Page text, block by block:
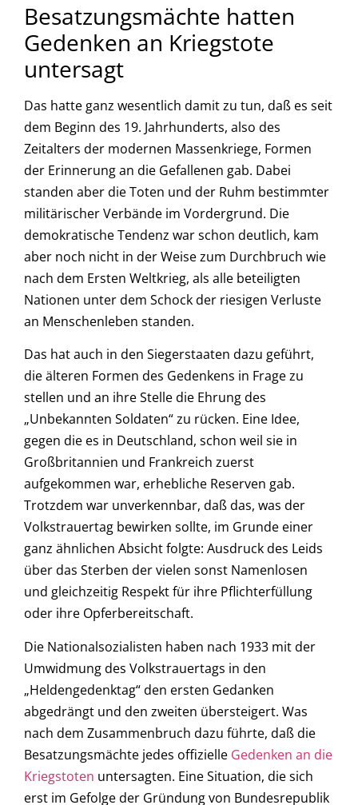
Besatzungsmächte hatten
Gedenken an Kriegstote
untersagt
Das hatte ganz wesentlich damit zu tun, daß es seit
dem Beginn des 19. Jahrhunderts, also des
Zeitalters der modernen Massenkriege, Formen
der Erinnerung an die Gefallenen gab. Dabei
standen aber die Toten und der Ruhm bestimmter
militärischer Verbände im Vordergrund. Die
demokratische Tendenz war schon deutlich, kam
aber noch nicht in der Weise zum Durchbruch wie
nach dem Ersten Weltkrieg, als alle beteiligten
Nationen unter dem Schock der riesigen Verluste
an Menschenleben standen.
Das hat auch in den Siegerstaaten dazu geführt,
die älteren Formen des Gedenkens in Frage zu
stellen und an ihre Stelle die Ehrung des
„Unbekannten Soldaten“ zu rücken. Eine Idee,
gegen die es in Deutschland, schon weil sie in
Großbritannien und Frankreich zuerst
aufgekommen war, erhebliche Reserven gab.
Trotzdem war unverkennbar, daß das, was der
Volkstrauertag bewirken sollte, im Grunde einer
ganz ähnlichen Absicht folgte: Ausdruck des Leids
über das Sterben der vielen sonst Namenlosen
und gleichzeitig Respekt für ihre Pflichterfüllung
oder ihre Opferbereitschaft.
Die Nationalsozialisten haben nach 1933 mit der
Umwidmung des Volkstrauertags in den
„Heldengedenktag“ den ersten Gedanken
abgedrängt und den zweiten übersteigert. Was
nach dem Zusammenbruch dazu führte, daß die
Besatzungsmächte jedes offizielle Gedenken an die
Kriegstoten untersagten. Eine Situation, die sich
erst im Gefolge der Gründung von Bundesrepublik